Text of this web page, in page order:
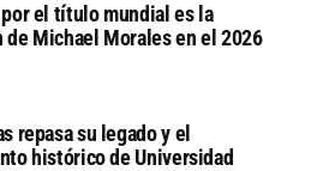
por el título mundial es la
de Michael Morales en el 2026
repasa su legado y el
histórico de Universidad